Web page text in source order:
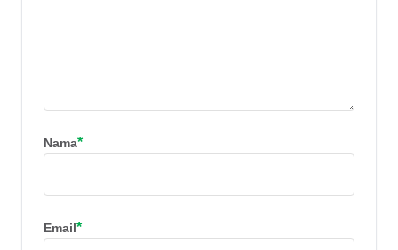
Nama*
Email*